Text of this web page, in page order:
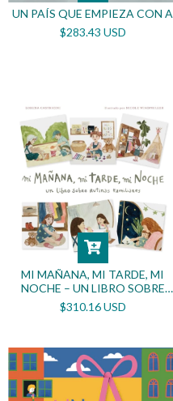
UN PAÍS QUE EMPIEZA CON A
$283.43 USD
MI MAÑANA, MI TARDE, MI
NOCHE – UN LIBRO SOBRE
RUTINAS FAMILIARES
$310.16 USD